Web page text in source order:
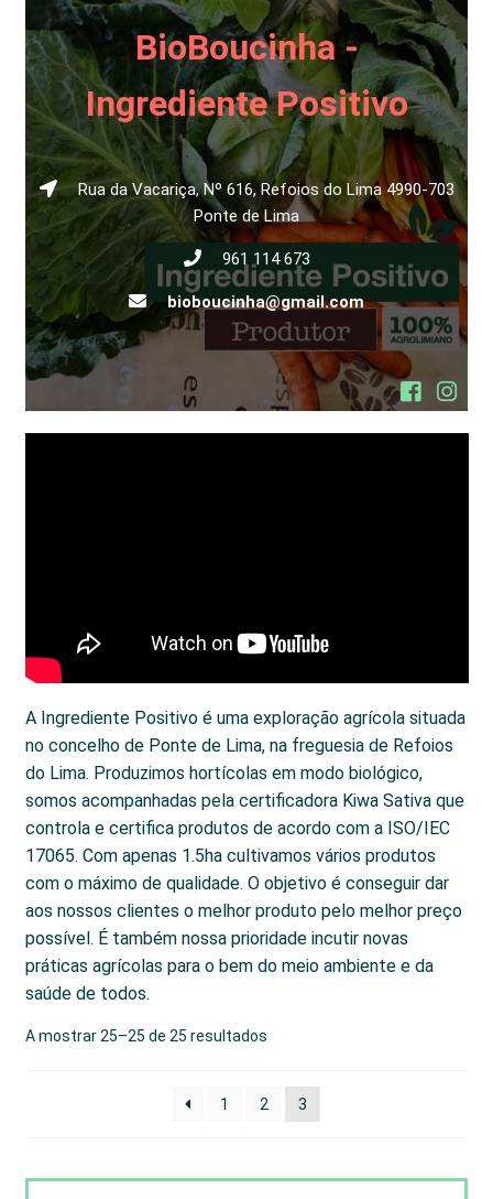
BioBoucinha -
Ingrediente Positivo
Rua da Vacariça, Nº 616, Refoios do Lima 4990-703
Ponte de Lima
961 114 673
bioboucinha@gmail.com
A Ingrediente Positivo é uma exploração agrícola situada
no concelho de Ponte de Lima, na freguesia de Refoios
do Lima. Produzimos hortícolas em modo biológico,
somos acompanhadas pela certificadora Kiwa Sativa que
controla e certifica produtos de acordo com a ISO/IEC
17065. Com apenas 1.5ha cultivamos vários produtos
com o máximo de qualidade. O objetivo é conseguir dar
aos nossos clientes o melhor produto pelo melhor preço
possível. É também nossa prioridade incutir novas
práticas agrícolas para o bem do meio ambiente e da
saúde de todos.
A mostrar 25–25 de 25 resultados
1 2 3